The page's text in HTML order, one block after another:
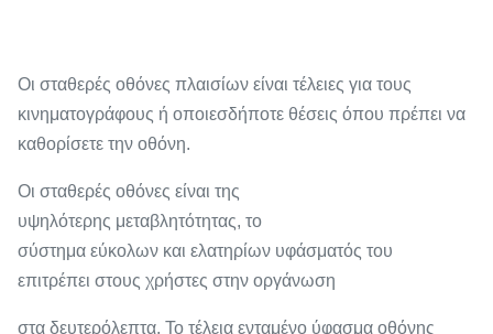
Οι σταθερές οθόνες πλαισίων είναι τέλειες για τους
κινηματογράφους ή οποιεσδήποτε θέσεις όπου πρέπει να
καθορίσετε την οθόνη.
Οι σταθερές οθόνες είναι της
υψηλότερης μεταβλητότητας, το
σύστημα εύκολων και ελατηρίων υφάσματός του
επιτρέπει στους χρήστες στην οργάνωση
στα δευτερόλεπτα. Το τέλεια ενταμένο ύφασμα οθόνης